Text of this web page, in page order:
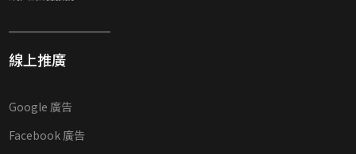
線上推廣
Google 廣告
Facebook 廣告